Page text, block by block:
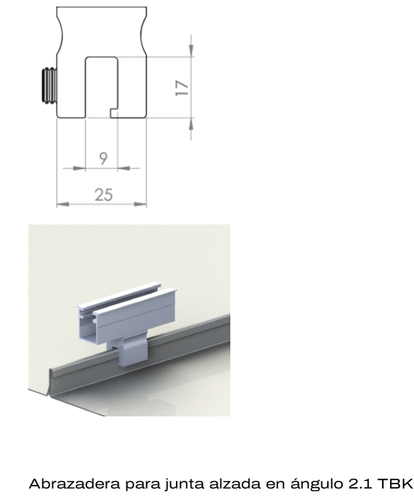
Abrazadera para junta alzada en ángulo 2.1 TBK